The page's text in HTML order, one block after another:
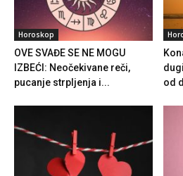
Horoskop
OVE SVAĐE SE NE MOGU
IZBEĆI: Neočekivane reči,
pucanje strpljenja i...
od